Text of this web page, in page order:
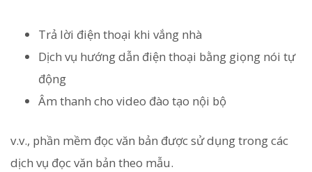
Trả lời điện thoại khi vắng nhà
Dịch vụ hướng dẫn điện thoại bằng giọng nói tự
động
Âm thanh cho video đào tạo nội bộ
v.v., phần mềm đọc văn bản được sử dụng trong các
dịch vụ đọc văn bản theo mẫu.